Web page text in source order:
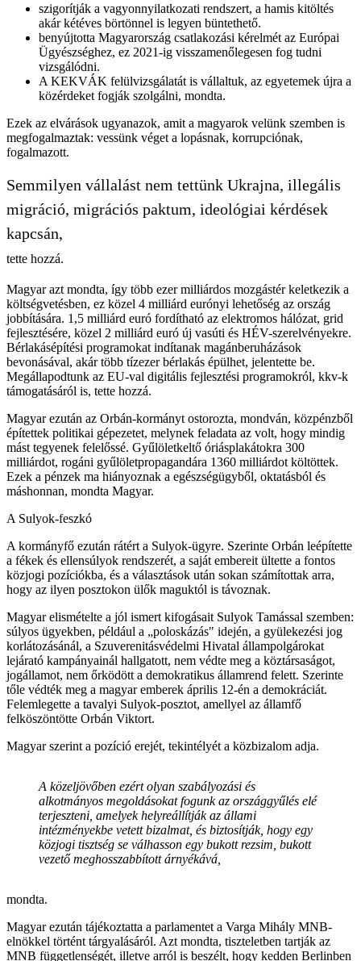
szigorítják a vagyonnyilatkozati rendszert, a hamis kitöltés
akár kétéves börtönnel is legyen büntethető.
benyújtotta Magyarország csatlakozási kérelmét az Európai
Ügyészséghez, ez 2021-ig visszamenőlegesen fog tudni
vizsgálódni.
A KEKVÁK felülvizsgálatát is vállaltuk, az egyetemek újra a
közérdeket fogják szolgálni, mondta.
Ezek az elvárások ugyanazok, amit a magyarok velünk szemben is
megfogalmaztak: vessünk véget a lopásnak, korrupciónak,
fogalmazott.
Semmilyen vállalást nem tettünk Ukrajna, illegális
migráció, migrációs paktum, ideológiai kérdések
kapcsán,
tette hozzá.
Magyar azt mondta, így több ezer milliárdos mozgástér keletkezik a
költségvetésben, ez közel 4 milliárd eurónyi lehetőség az ország
jobbítására. 1,5 milliárd euró fordítható az elektromos hálózat, grid
fejlesztésére, közel 2 milliárd euró új vasúti és HÉV-szerelvényekre.
Bérlakásépítési programokat indítanak magánberuházások
bevonásával, akár több tízezer bérlakás épülhet, jelentette be.
Megállapodtunk az EU-val digitális fejlesztési programokról, kkv-k
támogatásáról is, tette hozzá.
Magyar ezután az Orbán-kormányt ostorozta, mondván, közpénzből
építettek politikai gépezetet, melynek feladata az volt, hogy mindig
mást tegyenek felelőssé. Gyűlöletkeltő óriásplakátokra 300
milliárdot, rogáni gyűlöletpropagandára 1360 milliárdot költöttek.
Ezek a pénzek ma hiányoznak a egészségügyből, oktatásból és
máshonnan, mondta Magyar.
A Sulyok-feszkó
A kormányfő ezután rátért a Sulyok-ügyre. Szerinte Orbán leépítette
a fékek és ellensúlyok rendszerét, a saját embereit ültette a fontos
közjogi pozíciókba, és a választások után sokan számítottak arra,
hogy az ilyen posztokon ülők maguktól is távoznak.
Magyar elismételte a jól ismert kifogásait Sulyok Tamással szemben:
súlyos ügyekben, például a „poloskázás" idején, a gyülekezési jog
korlátozásánál, a Szuverenitásvédelmi Hivatal állampolgárokat
lejárató kampányainál hallgatott, nem védte meg a köztársaságot,
jogállamot, nem őrködött a demokratikus államrend felett. Szerinte
tőle védték meg a magyar emberek április 12-én a demokráciát.
Felemlegette a tavalyi Sulyok-posztot, amellyel az államfő
felköszöntötte Orbán Viktort.
Magyar szerint a pozíció erejét, tekintélyét a közbizalom adja.
A közeljövőben ezért olyan szabályozási és
alkotmányos megoldásokat fogunk az országgyűlés elé
terjeszteni, amelyek helyreállítják az állami
intézményekbe vetett bizalmat, és biztosítják, hogy egy
közjogi tisztség se válhasson egy bukott rezsim, bukott
vezető meghosszabbított árnyékává,
mondta.
Magyar ezután tájékoztatta a parlamentet a Varga Mihály MNB-
elnökkel történt tárgyalásáról. Azt mondta, tiszteletben tartják az
MNB függetlenségét, illetve arról is beszélt, hogy kedden Berlinben